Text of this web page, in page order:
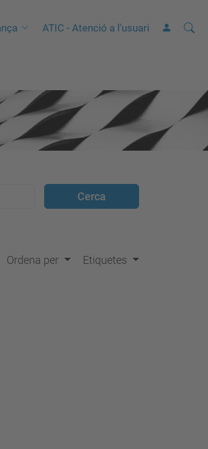
ATIC - Atenció a l'usuari Cerca
C
a
Ordena per Etiquetes